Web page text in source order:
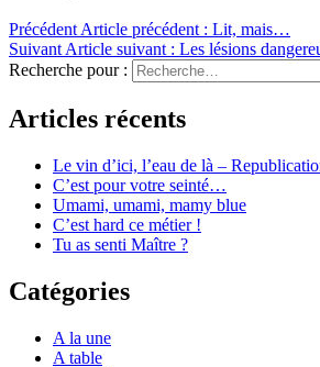
Précédent Article précédent : Lit, mais…
Suivant Article suivant : Les lésions
Recherche pour :
Articles récents
Le vin d’ici, l’eau de là –
C’est pour votre seinté…
Umami, umami, mamy blue
C’est hard ce métier !
Tu as senti Maître ?
Catégories
A la une
A table